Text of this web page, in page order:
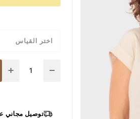
اختر القياس
توصيل مجاني